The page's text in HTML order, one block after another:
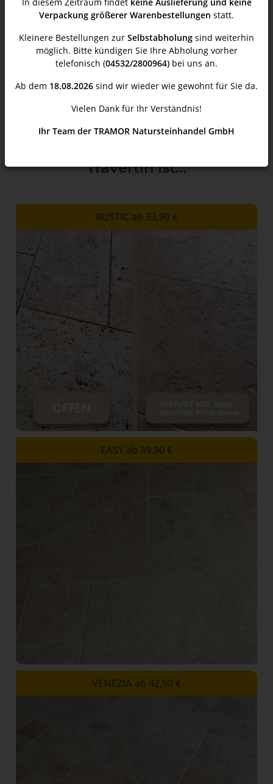
Verpackung größerer Warenbestellungen statt.
Kleinere Bestellungen zur Selbstabholung sind weiterhin
möglich. Bitte kündigen Sie Ihre Abholung vorher
telefonisch (04532/2800964) bei uns an.
Ab dem 18.08.2026 sind wir wieder wie gewohnt für Sie da.
Vielen Dank für Ihr Verständnis!
Ihr Team der TRAMOR Natursteinhandel GmbH
daher optimal für die Verlegung aufFußbodenheizung
Travertin ist sehr gut geeignet zur Verlegung in
Feuchträumen, Küche und Wohnbereichen. Eine getrommelte
Eigenschaften. Mit Travertin erreichen Sie ein gutes
welches diffusionsoffen ist.
Travertin ist...
RUSTIC ab 33,90 €
EASY ab 39,90 €
VENEZIA ab 42,90 €